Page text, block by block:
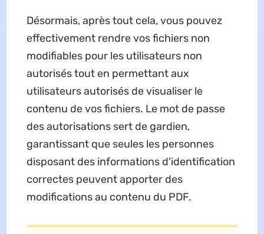
Désormais, après tout cela, vous pouvez
effectivement rendre vos fichiers non
modifiables pour les utilisateurs non
autorisés tout en permettant aux
utilisateurs autorisés de visualiser le
contenu de vos fichiers. Le mot de passe
des autorisations sert de gardien,
garantissant que seules les personnes
disposant des informations d'identification
correctes peuvent apporter des
modifications au contenu du PDF.